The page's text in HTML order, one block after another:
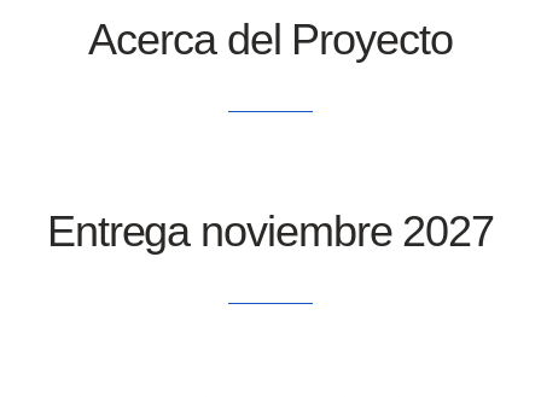
Acerca del Proyecto
Entrega noviembre 2027